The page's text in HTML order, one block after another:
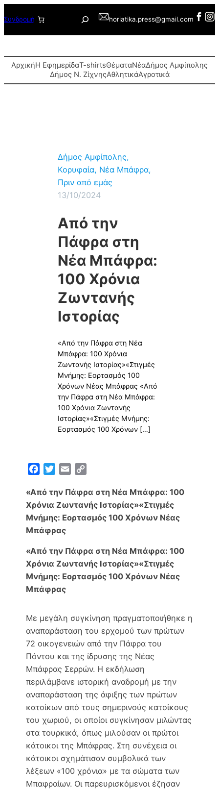
στο
περιεχόμενο
Συνδρομή Αναζήτησηhoriatika.press@gmail.com
ΑρχικήΗ ΕφημερίδαT-shirtsΘέματαΝέαΔήμος Αμφίπολης
Δήμος Ν. ΖίχνηςΑθλητικάΑγροτικά
Δήμος Αμφίπολης
Κορυφαία, Νέα Μπάφρα
Πριν από εμάς
13/10/2024
Από την
Πάφρα στη
Νέα Μπάφρα:
100 Χρόνια
Ζωντανής
Ιστορίας
«Από την Πάφρα στη Νέα
Μπάφρα: 100 Χρόνια
Ζωντανής Ιστορίας»«Στιγμές
Μνήμης: Εορτασμός 100
Χρόνων Νέας Μπάφρας «Από
την Πάφρα στη Νέα Μπάφρα:
100 Χρόνια Ζωντανής
Ιστορίας»«Στιγμές Μνήμης:
Εορτασμός 100 Χρόνων […]
c
e
b
o
k
i
t
t
e
a
i
l
p
y
L
k
«Από την Πάφρα στη Νέα Μπάφρα: 100
Χρόνια Ζωντανής Ιστορίας»«Στιγμές
Μνήμης: Εορτασμός 100 Χρόνων Νέας
Μπάφρας
«Από την Πάφρα στη Νέα Μπάφρα: 100
Χρόνια Ζωντανής Ιστορίας»«Στιγμές
Μνήμης: Εορτασμός 100 Χρόνων Νέας
Μπάφρας
Με μεγάλη συγκίνηση πραγματοποιήθηκε η
αναπαράσταση του ερχομού των πρώτων
72 οικογενειών από την Πάφρα του
Πόντου και της ίδρυσης της Νέας
Μπάφρας Σερρών. Η εκδήλωση
περιλάμβανε ιστορική αναδρομή με την
αναπαράσταση της άφιξης των πρώτων
κατοίκων από τους σημερινούς κατοίκους
του χωριού, οι οποίοι συγκίνησαν μιλώντας
στα τουρκικά, όπως μιλούσαν οι πρώτοι
κάτοικοι της Μπάφρας. Στη συνέχεια οι
κάτοικοι σχημάτισαν συμβολικά των
λέξεων «100 χρόνια» με τα σώματα των
Μπαφραίων. Οι παρευρισκόμενοι έζησαν